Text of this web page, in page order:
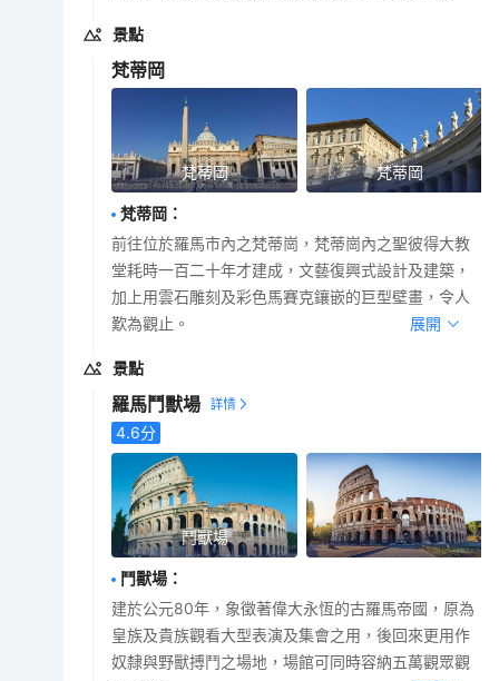
景點
梵蒂岡
梵蒂岡 梵蒂岡
梵蒂岡 ：
前往位於羅馬市內之梵蒂崗，梵蒂崗內之聖彼得大教
堂耗時一百二十年才建成，文藝復興式設計及建築，
加上用雲石雕刻及彩色馬賽克鑲嵌的巨型壁畫，令人
歎為觀止。
展開
景點
羅馬鬥獸場
4.6分
鬥獸場
鬥獸場 ：
建於公元80年，象徵著偉大永恆的古羅馬帝國，原為
皇族及貴族觀看大型表演及集會之用，後回來更用作
奴隸與野獸搏鬥之場地，場館可同時容納五萬觀眾觀